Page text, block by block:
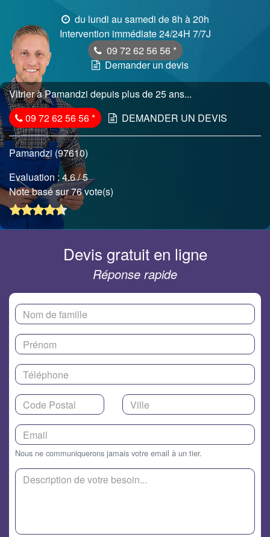
du lundi au samedi de 8h à 20h
Intervention immédiate 24/24H 7/7J
09 72 62 56 56 *
Demander un devis
Vitrier à Pamandzi depuis plus de 25 ans...
09 72 62 56 56* DEMANDER UN DEVIS
Pamandzi (97610)
Evaluation :4.6/ 5
Note basé sur 76 vote(s)
Devis gratuit en ligne
Réponse rapide
Nous ne communiquerons jamais votre email à un tier.